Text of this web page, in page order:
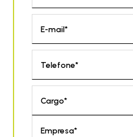
E-mail*
Telefone*
Cargo*
Empresa*